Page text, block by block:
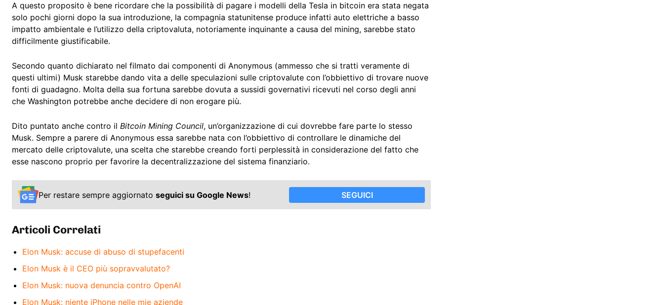
A questo proposito è bene ricordare che la possibilità di pagare i modelli della Tesla in bitcoin era stata negata
solo pochi giorni dopo la sua introduzione, la compagnia statunitense produce infatti auto elettriche a basso
impatto ambientale e l’utilizzo della criptovaluta, notoriamente inquinante a causa del mining, sarebbe stato
difficilmente giustificabile.
Secondo quanto dichiarato nel filmato dai componenti di Anonymous (ammesso che si tratti veramente di
questi ultimi) Musk starebbe dando vita a delle speculazioni sulle criptovalute con l’obbiettivo di trovare nuove
fonti di guadagno. Molta della sua fortuna sarebbe dovuta a sussidi governativi ricevuti nel corso degli anni
che Washington potrebbe anche decidere di non erogare più.
Dito puntato anche contro il Bitcoin Mining Council, un’organizzazione di cui dovrebbe fare parte lo stesso
Musk. Sempre a parere di Anonymous essa sarebbe nata con l’obbiettivo di controllare le dinamiche del
mercato delle criptovalute, una scelta che starebbe creando forti perplessità in considerazione del fatto che
esse nascono proprio per favorire la decentralizzazione del sistema finanziario.
Per restare sempre aggiornato seguici su Google News! SEGUICI
Articoli Correlati
Elon Musk: accuse di abuso di stupefacenti
Elon Musk è il CEO più sopravvalutato?
Elon Musk: nuova denuncia contro OpenAI
Elon Musk: niente iPhone nelle mie aziende